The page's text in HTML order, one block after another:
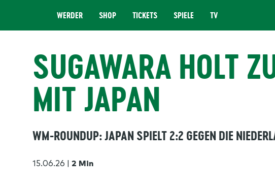
WERDER SHOP TICKETS SPIELE TV
SUGAWARA HOLT
MIT JAPAN
WM-ROUNDUP: JAPAN SPIELT 2:2 GEGEN DIE
15.06.26 | 2 Min